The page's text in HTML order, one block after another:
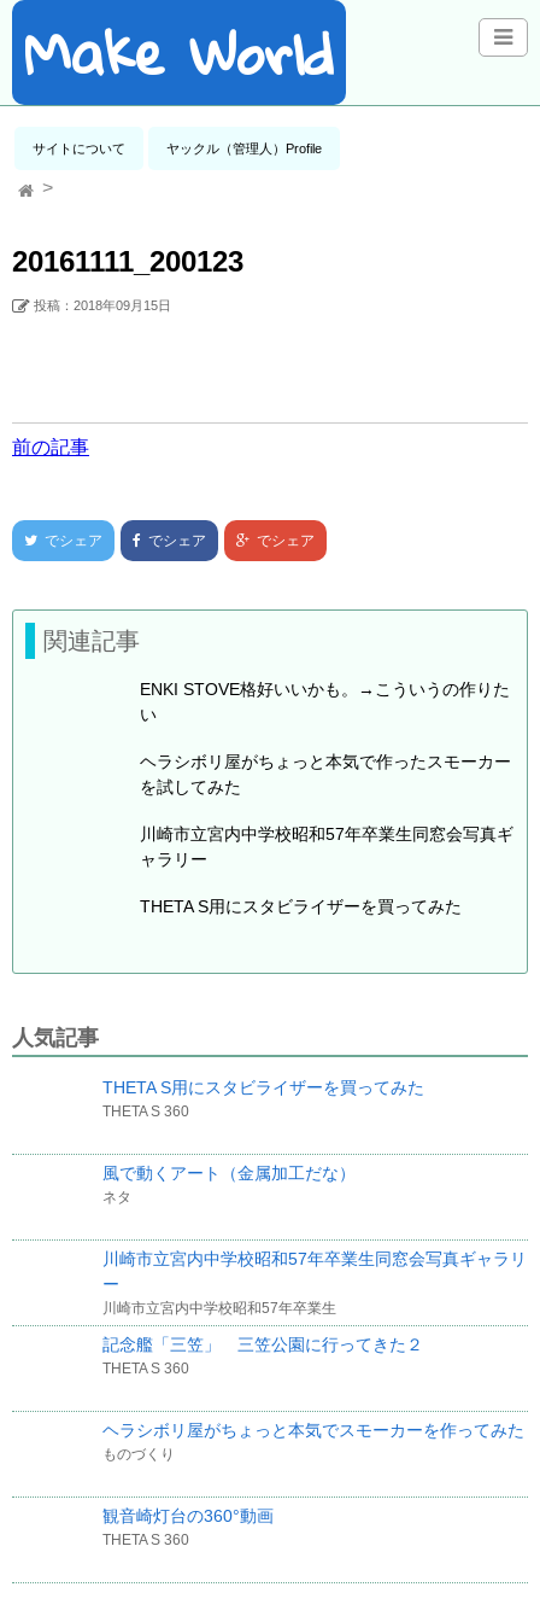
Make World
サイトについて ヤックル（管理人）Profile
20161111_200123
投稿：2018年09月15日
前の記事
でシェア でシェア でシェア
関連記事
ENKI STOVE格好いいかも。→こういうの作りた
い
ヘラシボリ屋がちょっと本気で作ったスモーカー
を試してみた
川崎市立宮内中学校昭和57年卒業生同窓会写真ギ
ャラリー
THETA S用にスタビライザーを買ってみた
人気記事
THETA S用にスタビライザーを買ってみた
THETA S 360
風で動くアート（金属加工だな）
ネタ
川崎市立宮内中学校昭和57年卒業生同窓会写真ギャラリ
ー
川崎市立宮内中学校昭和57年卒業生
記念艦「三笠」 三笠公園に行ってきた２
THETA S 360
ヘラシボリ屋がちょっと本気でスモーカーを作ってみた
ものづくり
観音崎灯台の360°動画
THETA S 360